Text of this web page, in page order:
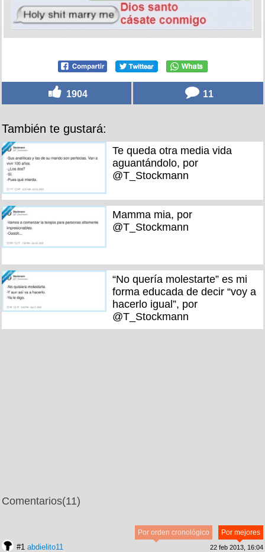
1904 11
También te gustará:
Te queda otra media vida
aguantándolo, por
@T_Stockmann
Mamma mia, por
@T_Stockmann
“No quería molestarte” es mi
forma educada de decir “voy a
hacerlo igual”, por
@T_Stockmann
Comentarios(11)
Por mejores
Por orden cronológico
#1 abdielito11 22 feb 2013, 16:04